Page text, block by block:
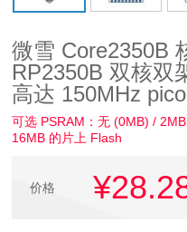
微雪 Core2350B
RP2350B 双核双
高达 150MHz
可选 PSRAM：无 (0MB) /
16MB 的片上 Flash
价格 ¥28